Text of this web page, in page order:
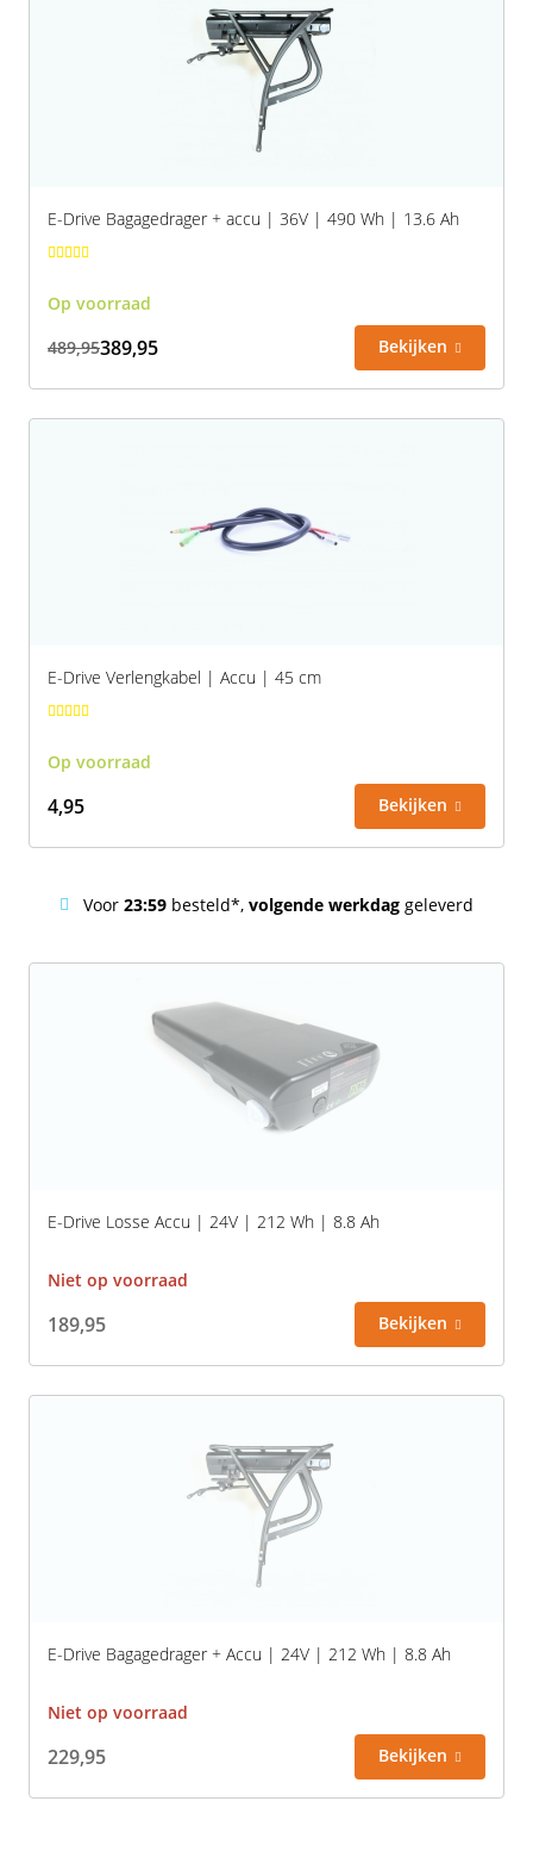
E-Drive Bagagedrager + accu | 36V | 490 Wh | 13.6 Ah
Op voorraad
489,95389,95 Bekijken
E-Drive Verlengkabel | Accu | 45 cm
Op voorraad
4,95 Bekijken
Voor 23:59 besteld*, volgende werkdag geleverd
E-Drive Losse Accu | 24V | 212 Wh | 8.8 Ah
Niet op voorraad
189,95 Bekijken
E-Drive Bagagedrager + Accu | 24V | 212 Wh | 8.8 Ah
Niet op voorraad
229,95 Bekijken